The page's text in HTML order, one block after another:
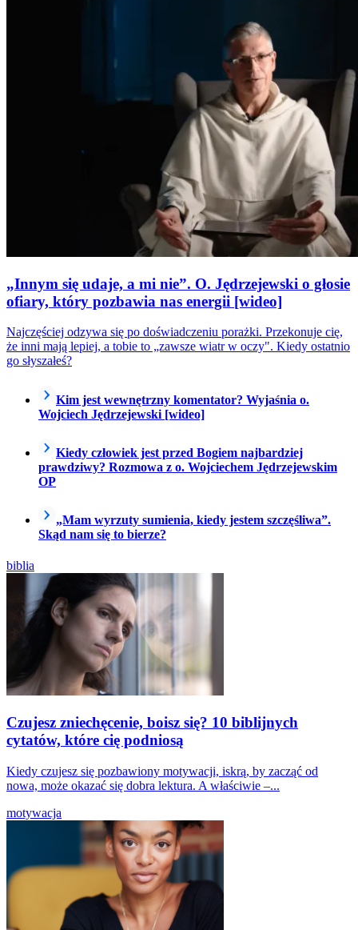
„Innym się udaje, a mi nie”. O. Jędrzejewski o głosie
ofiary, który pozbawia nas energii [wideo]
Najczęściej odzywa się po doświadczeniu porażki. Przekonuje cię,
że inni mają lepiej, a tobie to „zawsze wiatr w oczy". Kiedy ostatnio
go słyszałeś?
Kim jest wewnętrzny komentator? Wyjaśnia o.
Wojciech Jędrzejewski [wideo]
Kiedy człowiek jest przed Bogiem najbardziej
prawdziwy? Rozmowa z o. Wojciechem Jędrzejewskim
OP
„Mam wyrzuty sumienia, kiedy jestem szczęśliwa”.
Skąd nam się to bierze?
biblia
Czujesz zniechęcenie, boisz się? 10 biblijnych
cytatów, które cię podniosą
Kiedy czujesz się pozbawiony motywacji, iskrą, by zacząć od
nowa, może okazać się dobra lektura. A właściwie –...
motywacja